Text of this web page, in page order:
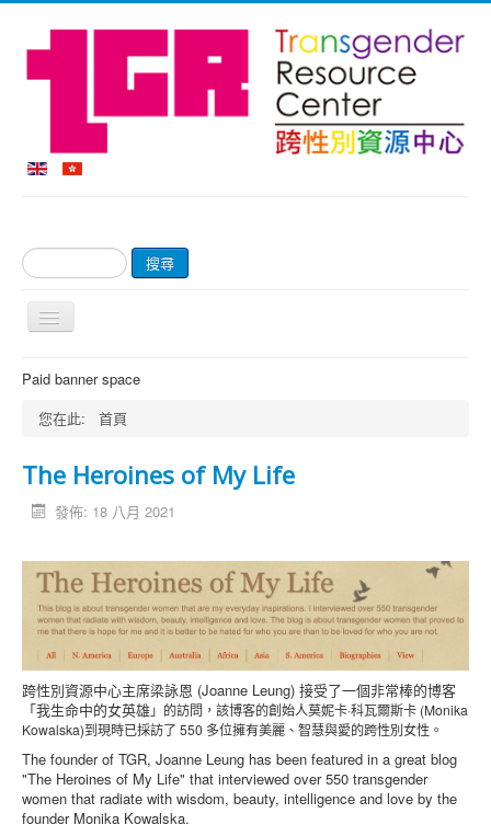
搜
尋...
搜尋
切
覽
首頁
關於我們
輔導服務
活動消息
資料庫
媒體庫
台灣專區
中國大陸專區
「跨樂園」交友平台
捐助單位
Paid banner space
您在此:
首頁
The Heroines of My Life
發佈: 18 八月 2021
跨性別資源中心主席梁詠恩 (Joanne Leung) 接受了一個非常棒的博客
「我生命中的女英雄」的訪問 ，該博客的創始人莫妮卡·科瓦爾斯卡 (Monika
Kowalska)到現時已採訪了 550 多位擁有美麗、智慧與愛的跨性別女性。
The founder of TGR, Joanne Leung has been featured in a great blog
"The Heroines of My Life" that interviewed over 550 transgender
women that radiate with wisdom, beauty, intelligence and love by the
founder Monika Kowalska.